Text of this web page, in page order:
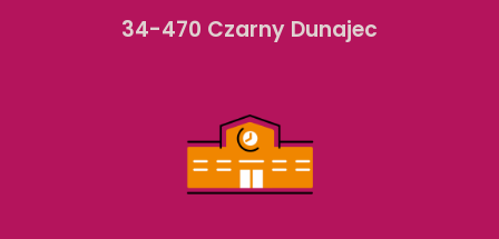
34-470 Czarny Dunajec